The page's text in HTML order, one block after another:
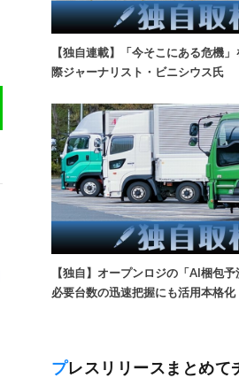
【独自連載】「今そこにある危機
際ジャーナリスト・ビニシウス氏
【独自】オープンロジの「AI梱包
必要台数の迅速把握にも活用本格化
プレスリリースまとめて